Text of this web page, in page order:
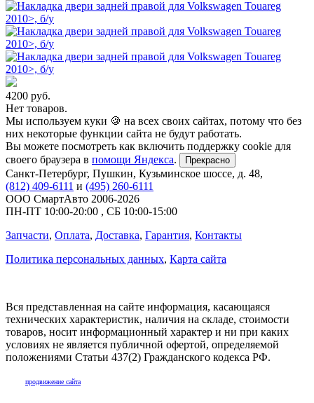
4200 руб.
Нет товаров.
Мы используем куки 🍪 на всех своих сайтах, потому что без
них некоторые функции сайта не будут работать.
Вы можете посмотреть как включить поддержку cookie для
своего браузера в помощи Яндекса. Прекрасно
Санкт-Петербург, Пушкин, Кузьминское шоссе, д. 48,
(812) 409-6111 и (495) 260-6111
ООО СмартАвто 2006-2026
ПН-ПТ 10:00-20:00 , СБ 10:00-15:00
Запчасти, Оплата, Доставка, Гарантия, Контакты
Политика персональных данных, Карта сайта
Вся представленная на сайте информация, касающаяся
технических характеристик, наличия на складе, стоимости
товаров, носит информационный характер и ни при каких
условиях не является публичной офертой, определяемой
положениями Статьи 437(2) Гражданского кодекса РФ.
продвижение сайта